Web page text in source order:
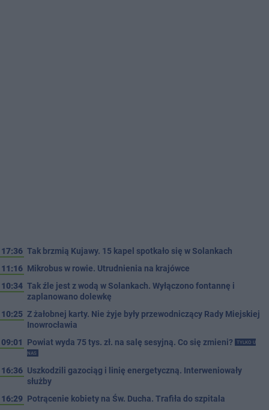
17:36 Tak brzmią Kujawy. 15 kapel spotkało się w Solankach
11:16 Mikrobus w rowie. Utrudnienia na krajówce
10:34 Tak źle jest z wodą w Solankach. Wyłączono fontannę i
zaplanowano dolewkę
10:25 Z żałobnej karty. Nie żyje były przewodniczący Rady Miejskiej
Inowrocławia
09:01
Powiat wyda 75 tys. zł. na salę sesyjną. Co się zmieni?
TYLKO U
NAS
16:36 Uszkodzili gazociąg i linię energetyczną. Interweniowały
służby
16:29 Potrącenie kobiety na Św. Ducha. Trafiła do szpitala